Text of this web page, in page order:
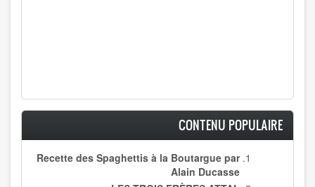
CONTENU POPULAIRE
Recette des Spaghettis à la Boutargue par
Alain Ducasse